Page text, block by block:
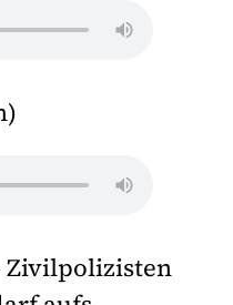
Zivilpolizisten